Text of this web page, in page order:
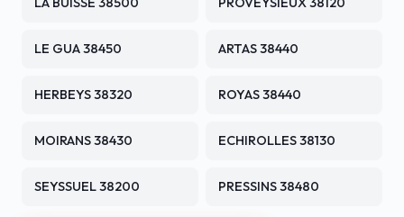
LE GUA 38450 ARTAS 38440
HERBEYS 38320 ROYAS 38440
MOIRANS 38430 ECHIROLLES 38130
SEYSSUEL 38200 PRESSINS 38480